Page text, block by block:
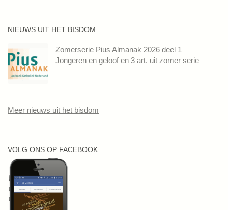
NIEUWS UIT HET BISDOM
Zomerserie Pius Almanak 2026 deel 1 –
Jongeren en geloof en 3 art. uit zomer serie
Meer nieuws uit het bisdom
VOLG ONS OP FACEBOOK